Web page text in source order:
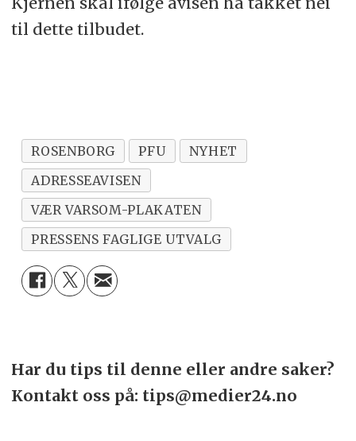
til dette tilbudet.
ROSENBORG PFU
NYHET
ADRESSEAVISEN
VÆR VARSOM-PLAKATEN
PRESSENS FAGLIGE UTVALG
Har du tips til denne eller andre saker?
Kontakt oss på: tips@medier24.no